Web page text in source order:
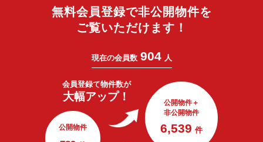
無料会員登録で非公開物件を
ご覧いただけます！
現在の会員数 904 人
会員登録で物件数が
大幅アップ！
公開物件
公開物件＋
非公開物件
6,539 件